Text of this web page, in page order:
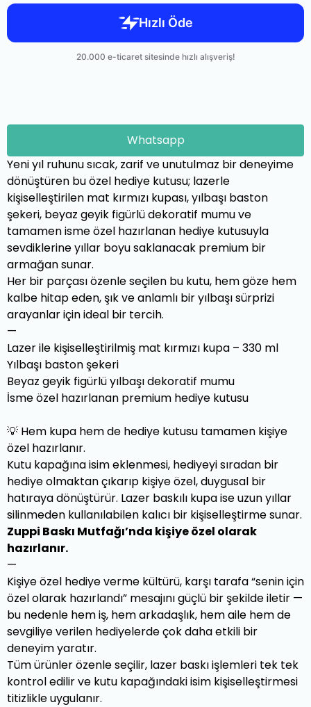
Whatsapp
Yeni yıl ruhunu sıcak, zarif ve unutulmaz bir deneyime
dönüştüren bu özel hediye kutusu; lazerle
kişiselleştirilen mat kırmızı kupası, yılbaşı baston
şekeri, beyaz geyik figürlü dekoratif mumu ve
tamamen isme özel hazırlanan hediye kutusuyla
sevdiklerine yıllar boyu saklanacak premium bir
armağan sunar.
Her bir parçası özenle seçilen bu kutu, hem göze hem
kalbe hitap eden, şık ve anlamlı bir yılbaşı sürprizi
arayanlar için ideal bir tercih.
—
Lazer ile kişiselleştirilmiş mat kırmızı kupa – 330 ml
Yılbaşı baston şekeri
Beyaz geyik figürlü yılbaşı dekoratif mumu
İsme özel hazırlanan premium hediye kutusu
💡 Hem kupa hem de hediye kutusu tamamen kişiye
özel hazırlanır.
Kutu kapağına isim eklenmesi, hediyeyi sıradan bir
hediye olmaktan çıkarıp kişiye özel, duygusal bir
hatıraya dönüştürür. Lazer baskılı kupa ise uzun yıllar
silinmeden kullanılabilen kalıcı bir kişiselleştirme sunar.
Zuppi Baskı Mutfağı’nda kişiye özel olarak
hazırlanır.
—
Kişiye özel hediye verme kültürü, karşı tarafa “senin için
özel olarak hazırlandı” mesajını güçlü bir şekilde iletir —
bu nedenle hem iş, hem arkadaşlık, hem aile hem de
sevgiliye verilen hediyelerde çok daha etkili bir
deneyim yaratır.
Tüm ürünler özenle seçilir, lazer baskı işlemleri tek tek
kontrol edilir ve kutu kapağındaki isim kişiselleştirmesi
titizlikle uygulanır.